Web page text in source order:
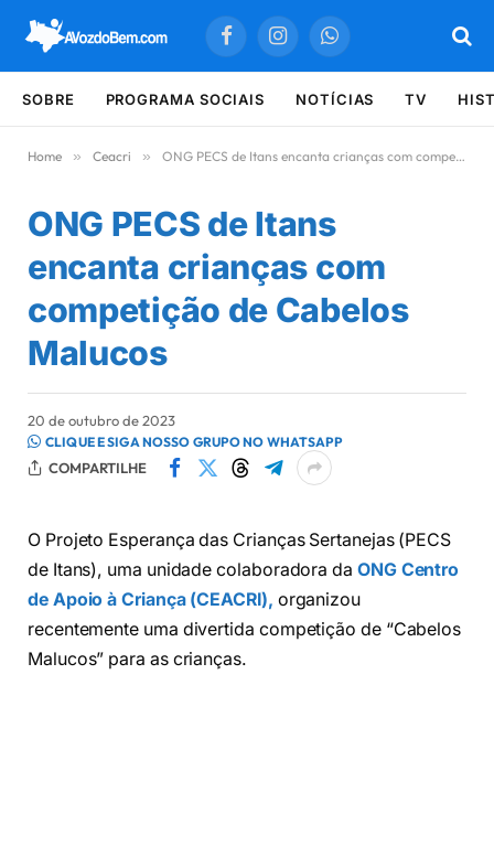
FacebookInstagramWhatsApp
SOBRE PROGRAMA SOCIAIS NOTÍCIAS TV
Home » Ceacri » ONG PECS de Itans encanta crianças com competição de Cabelos Malucos
ONG PECS de Itans
encanta crianças com
competição de Cabelos
Malucos
20 de outubro de 2023
CLIQUE E SIGA NOSSO GRUPO NO WHATSAPP
COMPARTILHE
O Projeto Esperança das Crianças Sertanejas (PECS
de Itans), uma unidade colaboradora da ONG Centro
de Apoio à Criança (CEACRI), organizou
recentemente uma divertida competição de “Cabelos
Malucos” para as crianças.